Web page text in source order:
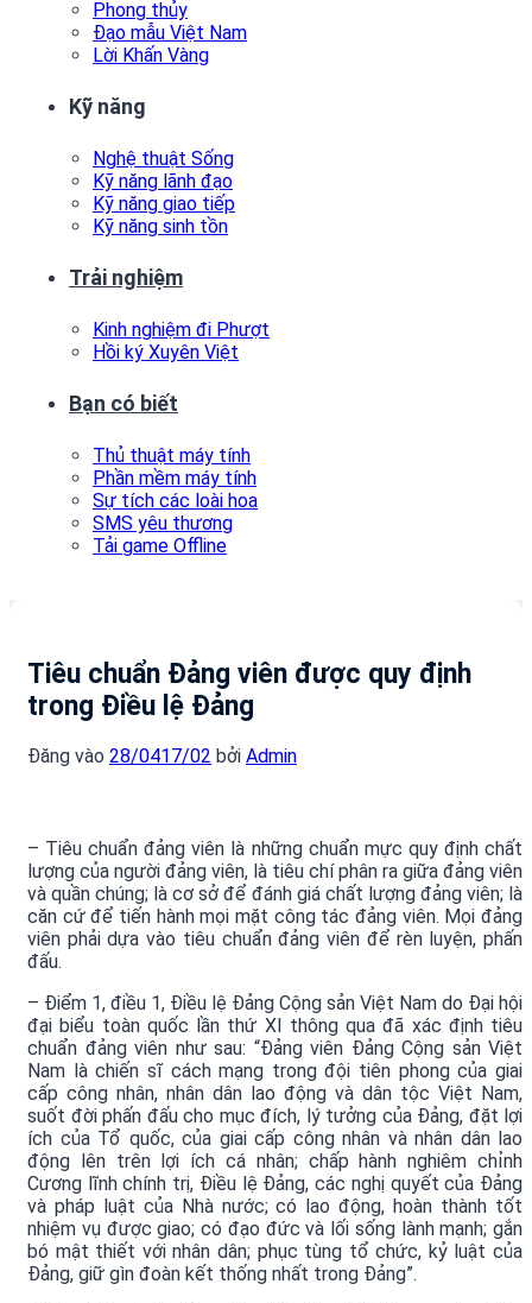
Phong thủy
Đạo mẫu Việt Nam
Lời Khấn Vàng
Kỹ năng
Nghệ thuật Sống
Kỹ năng lãnh đạo
Kỹ năng giao tiếp
Kỹ năng sinh tồn
Trải nghiệm
Kinh nghiệm đi Phượt
Hồi ký Xuyên Việt
Bạn có biết
Thủ thuật máy tính
Phần mềm máy tính
Sự tích các loài hoa
SMS yêu thương
Tải game Offline
Tiêu chuẩn Đảng viên được quy định
trong Điều lệ Đảng
Đăng vào 28/0417/02 bởi Admin
– Tiêu chuẩn đảng viên là những chuẩn mực quy định chất
lượng của người đảng viên, là tiêu chí phân ra giữa đảng viên
và quần chúng; là cơ sở để đánh giá chất lượng đảng viên; là
căn cứ để tiến hành mọi mặt công tác đảng viên. Mọi đảng
viên phải dựa vào tiêu chuẩn đảng viên để rèn luyện, phấn
đấu.
– Điểm 1, điều 1, Điều lệ Đảng Cộng sản Việt Nam do Đại hội
đại biểu toàn quốc lần thứ XI thông qua đã xác định tiêu
chuẩn đảng viên như sau: “Đảng viên Đảng Cộng sản Việt
Nam là chiến sĩ cách mạng trong đội tiên phong của giai
cấp công nhân, nhân dân lao động và dân tộc Việt Nam,
suốt đời phấn đấu cho mục đích, lý tưởng của Đảng, đặt lợi
ích của Tổ quốc, của giai cấp công nhân và nhân dân lao
động lên trên lợi ích cá nhân; chấp hành nghiêm chỉnh
Cương lĩnh chính trị, Điều lệ Đảng, các nghị quyết của Đảng
và pháp luật của Nhà nước; có lao động, hoàn thành tốt
nhiệm vụ được giao; có đạo đức và lối sống lành mạnh; gắn
bó mật thiết với nhân dân; phục tùng tổ chức, kỷ luật của
Đảng, giữ gìn đoàn kết thống nhất trong Đảng”.